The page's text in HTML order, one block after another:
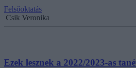
Felsőoktatás
Csik Veronika
Ezek lesznek a 2022/2023-as